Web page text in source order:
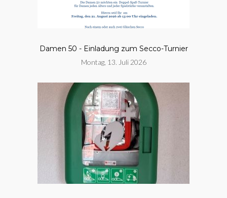
Damen 50 - Einladung zum Secco-Turnier
Montag, 13. Juli 2026